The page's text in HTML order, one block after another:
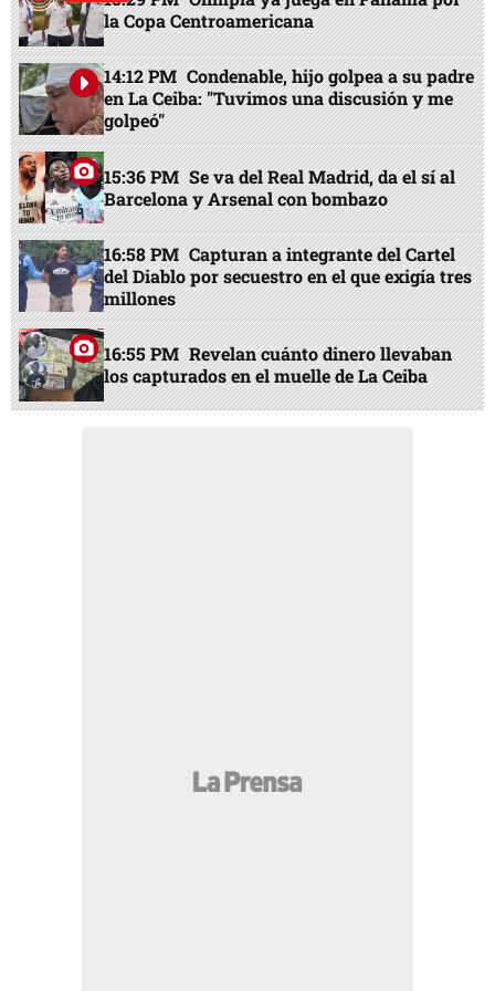
la Copa Centroamericana
14:12 PM Condenable, hijo golpea a su padre
en La Ceiba: "Tuvimos una discusión y me
golpeó"
15:36 PM Se va del Real Madrid, da el sí al
Barcelona y Arsenal con bombazo
16:58 PM Capturan a integrante del Cartel
del Diablo por secuestro en el que exigía tres
millones
16:55 PM Revelan cuánto dinero llevaban
los capturados en el muelle de La Ceiba